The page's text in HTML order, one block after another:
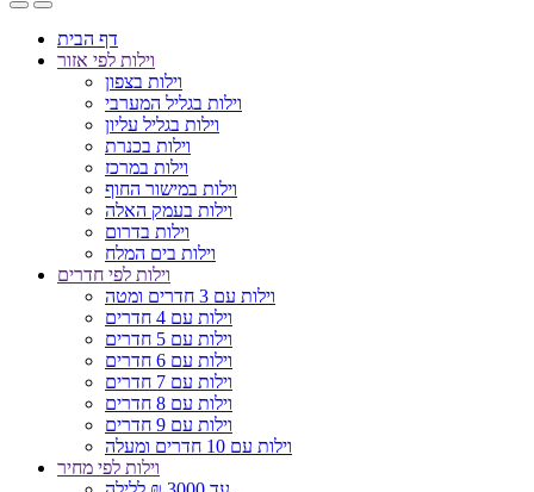
דף הבית
וילות לפי אזור
וילות בצפון
וילות בגליל המערבי
וילות בגליל עליון
וילות בכנרת
וילות במרכז
וילות במישור החוף
וילות בעמק האלה
וילות בדרום
וילות בים המלח
וילות לפי חדרים
וילות עם 3 חדרים ומטה
וילות עם 4 חדרים
וילות עם 5 חדרים
וילות עם 6 חדרים
וילות עם 7 חדרים
וילות עם 8 חדרים
וילות עם 9 חדרים
וילות עם 10 חדרים ומעלה
וילות לפי מחיר